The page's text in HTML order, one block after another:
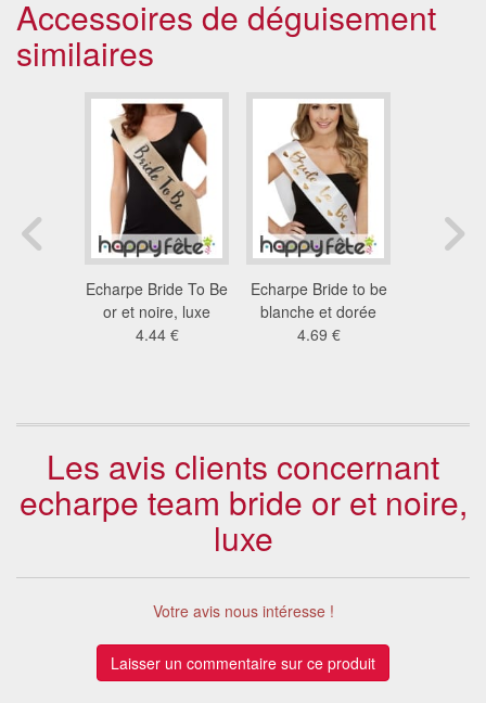
Accessoires de déguisement
similaires
Echarpe Bride To Be
or et noire, luxe
4.44 €
Echarpe Bride to be
blanche et dorée
4.69 €
Les avis clients concernant
echarpe team bride or et noire,
luxe
Votre avis nous intéresse !
Laisser un commentaire sur ce produit